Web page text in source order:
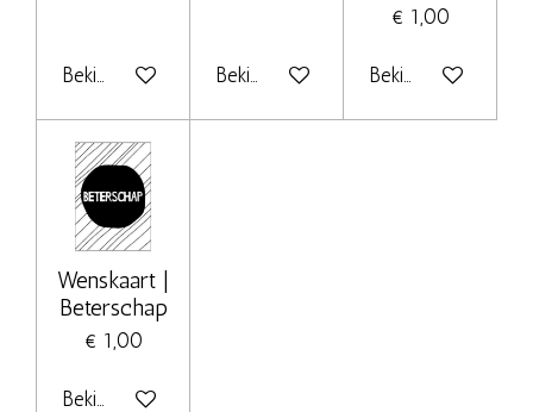
Bekijk details Bekijk details
€ 1,00
Bekijk details
Wenskaart |
Beterschap
€ 1,00
Bekijk details